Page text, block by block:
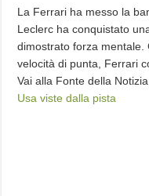
La Ferrari ha messo la
Leclerc ha conquistato
dimostrato forza mentale.
velocità di punta, Ferrari
Vai alla Fonte della
Usa viste dalla pista